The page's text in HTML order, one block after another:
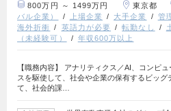
800万円 ～ 1499万円 東京都
バル企業）
上場企業 大手企業 管
海外折衝
英語力が必要 転勤なし
（未経験可）
年収600万以上
【職務内容】 アナリティクス／AI、コンピ
スを駆使して、社会や企業の保有するビッグ
て、社会的課…